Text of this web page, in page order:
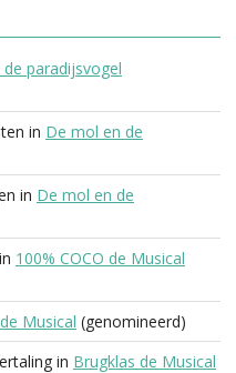
paradijsvogel
in De mol en de
in De mol en de
100% COCO de Musical
Musical (genomineerd)
in Brugklas de Musical